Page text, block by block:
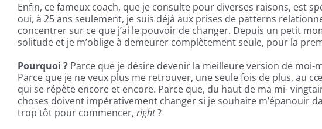
Enfin, ce fameux coach, que je consulte pour diverses raisons, est
oui, à 25 ans seulement, je suis déjà aux prises de patterns
concentrer sur ce que j’ai le pouvoir de changer. Depuis un petit
solitude et je m’oblige à demeurer complètement seule, pour la
Pourquoi ? Parce que je désire devenir la meilleure version de moi-
Parce que je ne veux plus me retrouver, une seule fois de plus, au
qui se répète encore et encore. Parce que, du haut de ma mi-
choses doivent impérativement changer si je souhaite m’épanouir
trop tôt pour commencer, right?